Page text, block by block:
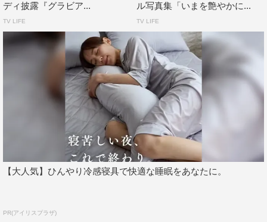
ディ披露『グラビア...
TV LIFE
ル写真集「いまを艶やかに...
TV LIFE
【大人気】ひんやり冷感寝具で快適な睡眠をあなたに。
PR(アイリスプラザ)